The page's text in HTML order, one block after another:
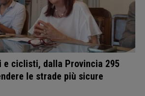
e ciclisti, dalla Provincia 295
le strade più sicure